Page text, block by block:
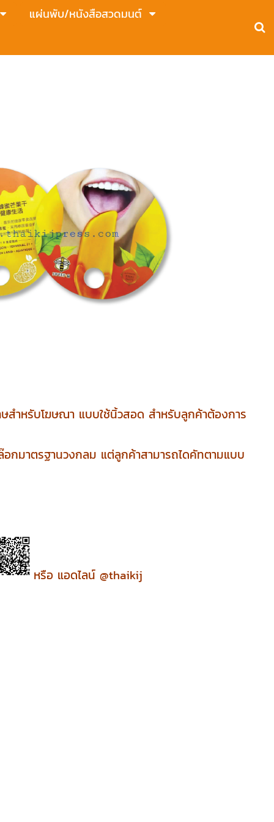
แผ่นพับ/หนังสือสวดมนต์
ำหรับโฆษณา แบบใช้นิ้วสอด สำหรับลูกค้าต้องการ
กมาตรฐานวงกลม แต่ลูกค้าสามารถไดคัทตามแบบ
หรือ แอดไลน์ @thaikij